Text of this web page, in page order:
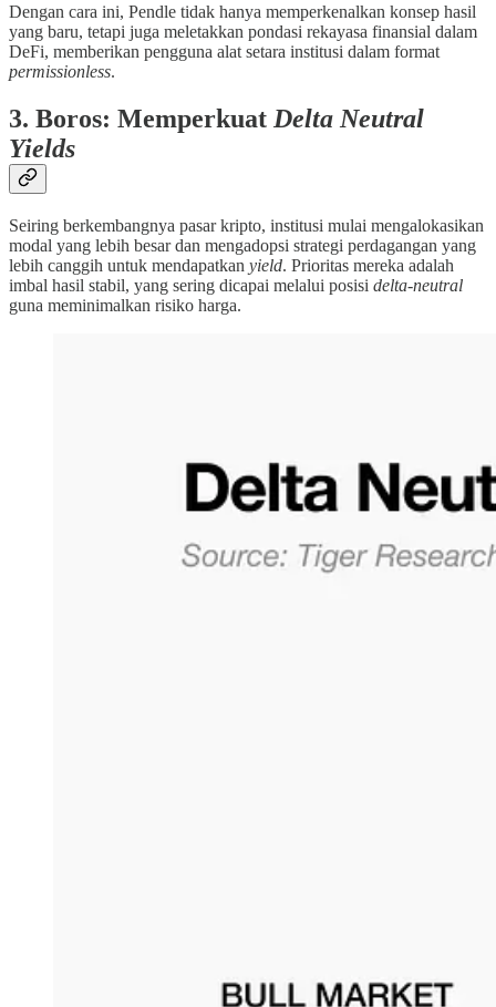
Dengan cara ini, Pendle tidak hanya memperkenalkan konsep hasil
yang baru, tetapi juga meletakkan pondasi rekayasa finansial dalam
DeFi, memberikan pengguna alat setara institusi dalam format
permissionless.
3. Boros: Memperkuat Delta Neutral
Yields
Seiring berkembangnya pasar kripto, institusi mulai mengalokasikan
modal yang lebih besar dan mengadopsi strategi perdagangan yang
lebih canggih untuk mendapatkan yield. Prioritas mereka adalah
imbal hasil stabil, yang sering dicapai melalui posisi delta-neutral
guna meminimalkan risiko harga.